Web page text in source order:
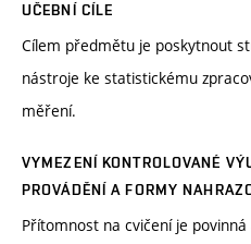
UČEBNÍ CÍLE
Cílem předmětu je poskytnout
nástroje ke statistickému
měření.
VYMEZENÍ KONTROLOVANÉ
PROVÁDĚNÍ A FORMY
Přítomnost na cvičení je